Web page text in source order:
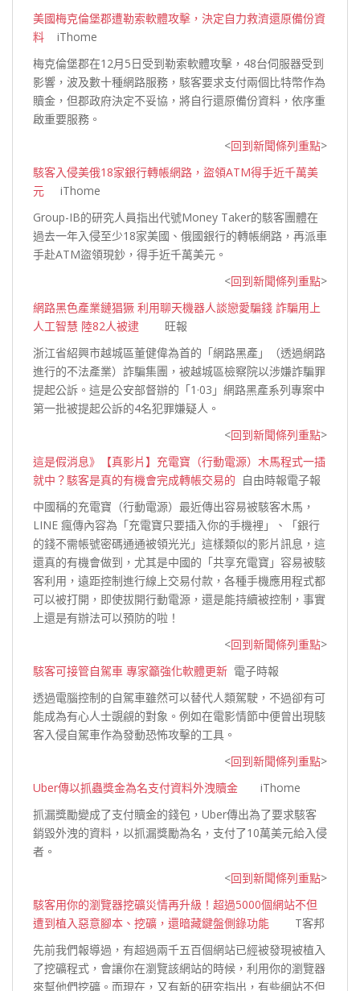
美國梅克倫堡郡遭勒索軟體攻擊，決定自力救濟還原備份資
料 iThome
梅克倫堡郡在12月5日受到勒索軟體攻擊，48台伺服器受到
影響，波及數十種網路服務，駭客要求支付兩個比特幣作為
贖金，但郡政府決定不妥協，將自行還原備份資料，依序重
啟重要服務。
<回到新聞條列重點>
駭客入侵美俄18家銀行轉帳網路，盜領ATM得手近千萬美
元 iThome
Group-IB的研究人員指出代號Money Taker的駭客團體在
過去一年入侵至少18家美國、俄國銀行的轉帳網路，再派車
手赴ATM盜領現鈔，得手近千萬美元。
<回到新聞條列重點>
網路黑色產業鏈猖獗 利用聊天機器人談戀愛騙錢 詐騙用上
人工智慧 陸82人被逮 旺報
浙江省紹興市越城區董健偉為首的「網路黑產」（透過網路
進行的不法產業）詐騙集團，被越城區檢察院以涉嫌詐騙罪
提起公訴。這是公安部督辦的「1·03」網路黑產系列專案中
第一批被提起公訴的4名犯罪嫌疑人。
<回到新聞條列重點>
這是假消息》【真影片】充電寶（行動電源）木馬程式一插
就中？駭客是真的有機會完成轉帳交易的 自由時報電子報
中國稱的充電寶（行動電源）最近傳出容易被駭客木馬，
LINE 瘋傳內容為「充電寶只要插入你的手機裡」、「銀行
的錢不需帳號密碼通通被領光光」這樣類似的影片訊息，這
還真的有機會做到，尤其是中國的「共享充電寶」容易被駭
客利用，遠距控制進行線上交易付款，各種手機應用程式都
可以被打開，即使拔開行動電源，還是能持續被控制，事實
上還是有辦法可以預防的啦！
<回到新聞條列重點>
駭客可接管自駕車 專家籲強化軟體更新 電子時報
透過電腦控制的自駕車雖然可以替代人類駕駛，不過卻有可
能成為有心人士覬覦的對象。例如在電影情節中便曾出現駭
客入侵自駕車作為發動恐怖攻擊的工具。
<回到新聞條列重點>
Uber傳以抓蟲獎金為名支付資料外洩贖金 iThome
抓漏獎勵變成了支付贖金的錢包，Uber傳出為了要求駭客
銷毀外洩的資料，以抓漏獎勵為名，支付了10萬美元給入侵
者。
<回到新聞條列重點>
駭客用你的瀏覽器挖礦災情再升級！超過5000個網站不但
遭到植入惡意腳本、挖礦，還暗藏鍵盤側錄功能 T客邦
先前我們報導過，有超過兩千五百個網站已經被發現被植入
了挖礦程式，會讓你在瀏覽該網站的時候，利用你的瀏覽器
來幫他們挖礦。而現在，又有新的研究指出，有些網站不但